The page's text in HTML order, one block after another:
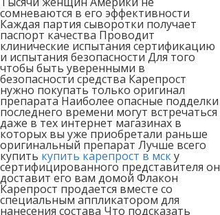
сомневаются в его эффективности
Каждая партия сыворотки получает
паспорт качества Проводит
клинические испытания сертификацию
и испытания безопасности Для того
чтобы быть уверенными в
безопасности средства Карепрост
нужно покупать только оригинал
препарата Наиболее опасные подделки
последнего времени могут встречаться
даже в тех интернет магазинах в
которых вы уже приобретали раньше
оригинальный препарат Лучше всего
купить купить карепрост в мску
сертифицированного представителя он
доставит его вам домой Флакон
Карепрост продается вместе со
специальным аппликатором для
нанесения состава Что подсказать